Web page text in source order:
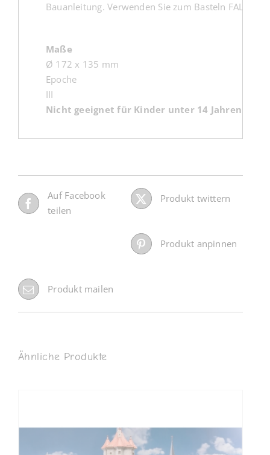
Bauanleitung. Verwenden Sie zum Basteln FALLER
Maße
Ø 172 x 135 mm
Epoche
III
Nicht geeignet für Kinder unter 14 Jahren
Auf Facebook
teilen
Produkt twittern
Produkt anpinnen
Produkt mailen
Ähnliche Produkte